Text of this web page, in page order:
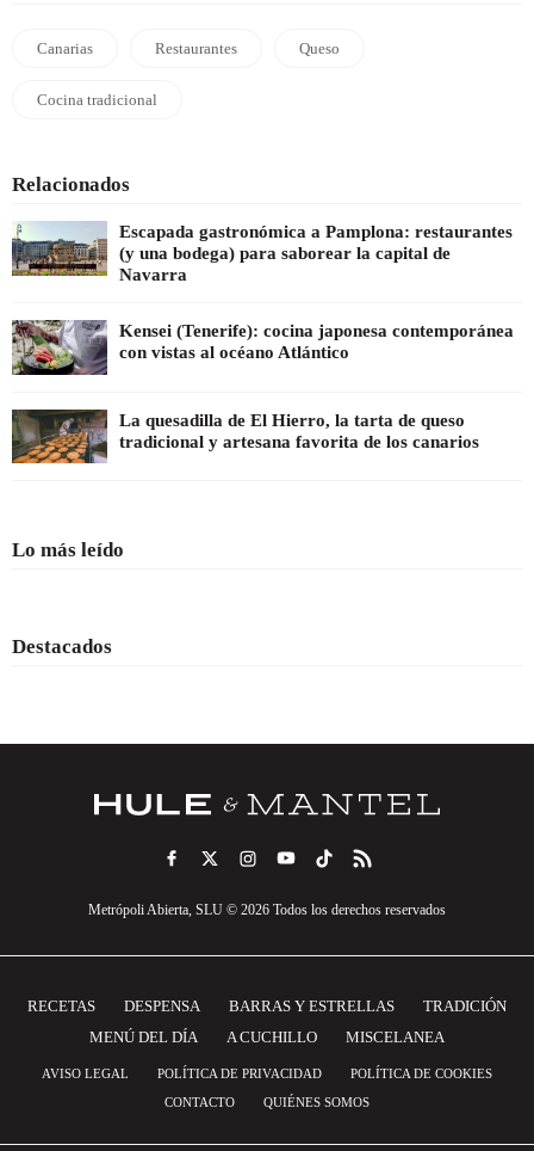
Canarias Restaurantes Queso
Cocina tradicional
Relacionados
Escapada gastronómica a Pamplona: restaurantes
(y una bodega) para saborear la capital de
Navarra
Kensei (Tenerife): cocina japonesa contemporánea
con vistas al océano Atlántico
La quesadilla de El Hierro, la tarta de queso
tradicional y artesana favorita de los canarios
Lo más leído
Destacados
Metrópoli Abierta, SLU © 2026 Todos los derechos reservados
RECETAS DESPENSA BARRAS Y ESTRELLAS
TRADICIÓN
MENÚ DEL DÍA
A CUCHILLO MISCELANEA
AVISO LEGAL POLÍTICA DE PRIVACIDAD
POLÍTICA DE COOKIES
CONTACTO
QUIÉNES SOMOS